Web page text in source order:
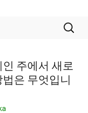
검
색:
주에서 새로
은 무엇입니